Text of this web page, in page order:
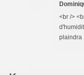
<br />
plaindra